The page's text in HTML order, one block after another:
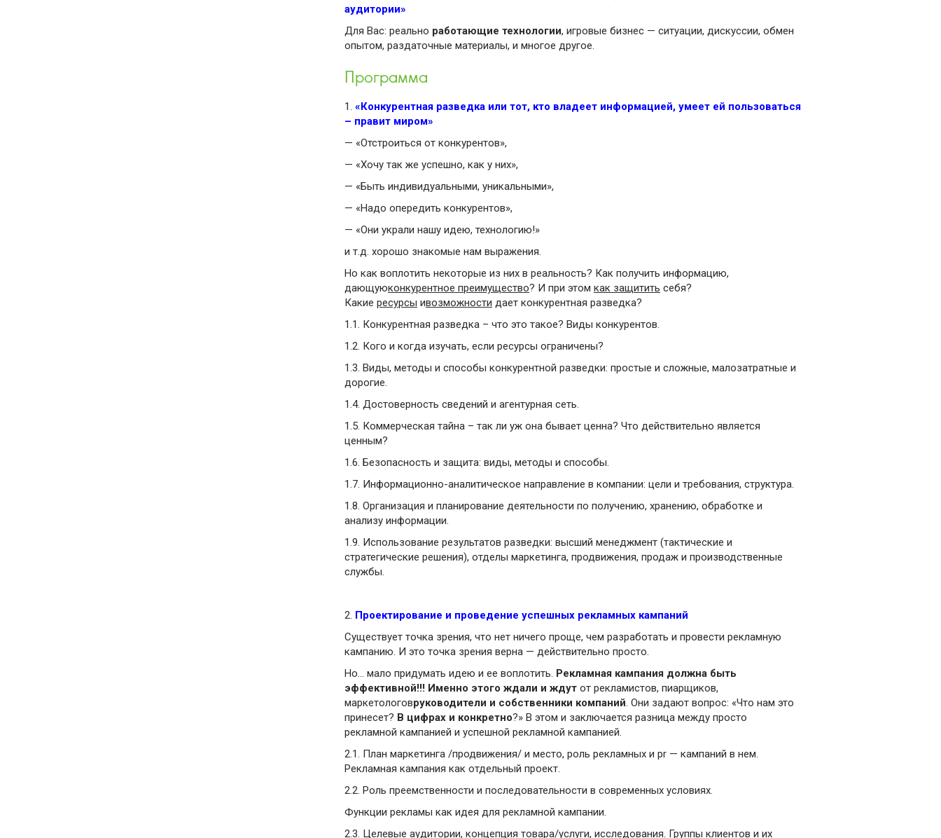
аудитории»
Для Вас: реально работающие технологии, игровые бизнес — ситуации, дискуссии, обмен
опытом, раздаточные материалы, и многое другое.
Программа
1. «Конкурентная разведка или тот, кто владеет информацией, умеет ей пользоваться
– правит миром»
— «Отстроиться от конкурентов»,
— «Хочу так же успешно, как у них»,
— «Быть индивидуальными, уникальными»,
— «Надо опередить конкурентов»,
— «Они украли нашу идею, технологию!»
и т.д. хорошо знакомые нам выражения.
Но как воплотить некоторые из них в реальность? Как получить информацию,
дающуюконкурентное преимущество? И при этом как защитить себя?
Какие ресурсы ивозможности дает конкурентная разведка?
1.1. Конкурентная разведка – что это такое? Виды конкурентов.
1.2. Кого и когда изучать, если ресурсы ограничены?
1.3. Виды, методы и способы конкурентной разведки: простые и сложные, малозатратные и
дорогие.
1.4. Достоверность сведений и агентурная сеть.
1.5. Коммерческая тайна – так ли уж она бывает ценна? Что действительно является
ценным?
1.6. Безопасность и защита: виды, методы и способы.
1.7. Информационно-аналитическое направление в компании: цели и требования, структура.
1.8. Организация и планирование деятельности по получению, хранению, обработке и
анализу информации.
1.9. Использование результатов разведки: высший менеджмент (тактические и
стратегические решения), отделы маркетинга, продвижения, продаж и производственные
службы.
2. Проектирование и проведение успешных рекламных кампаний
Существует точка зрения, что нет ничего проще, чем разработать и провести рекламную
кампанию. И это точка зрения верна — действительно просто.
Но… мало придумать идею и ее воплотить. Рекламная кампания должна быть
эффективной!!! Именно этого ждали и ждут от рекламистов, пиарщиков,
маркетологовруководители и собственники компаний . Они задают вопрос: «Что нам это
принесет? В цифрах и конкретно?» В этом и заключается разница между просто
рекламной кампанией и успешной рекламной кампанией.
2.1. План маркетинга /продвижения/ и место, роль рекламных и pr — кампаний в нем.
Рекламная кампания как отдельный проект.
2.2. Роль преемственности и последовательности в современных условиях.
Функции рекламы как идея для рекламной кампании.
2.3. Целевые аудитории, концепция товара/услуги, исследования. Группы клиентов и их